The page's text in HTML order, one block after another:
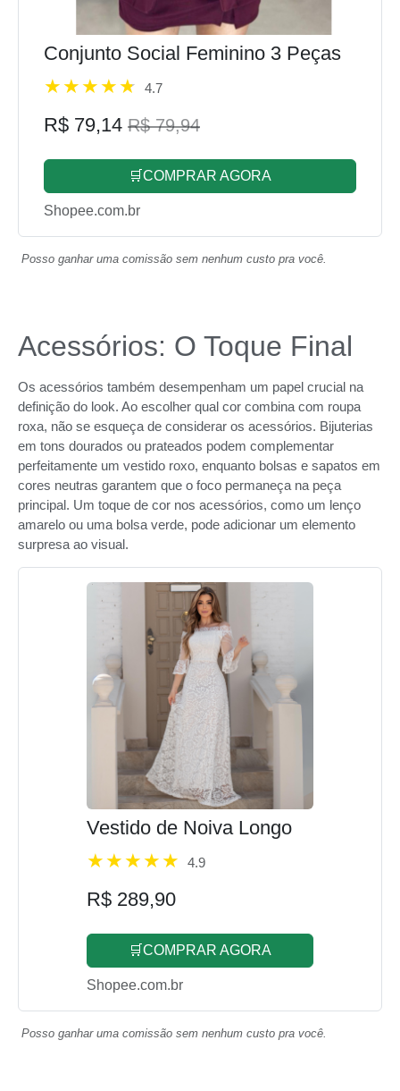
Conjunto Social Feminino 3 Peças
4.7
R$ 79,14 R$ 79,94
🛒COMPRAR AGORA
Shopee.com.br
Posso ganhar uma comissão sem nenhum custo pra você.
Acessórios: O Toque Final
Os acessórios também desempenham um papel crucial na
definição do look. Ao escolher qual cor combina com roupa
roxa, não se esqueça de considerar os acessórios. Bijuterias
em tons dourados ou prateados podem complementar
perfeitamente um vestido roxo, enquanto bolsas e sapatos em
cores neutras garantem que o foco permaneça na peça
principal. Um toque de cor nos acessórios, como um lenço
amarelo ou uma bolsa verde, pode adicionar um elemento
surpresa ao visual.
Vestido de Noiva Longo
4.9
R$ 289,90
🛒COMPRAR AGORA
Shopee.com.br
Posso ganhar uma comissão sem nenhum custo pra você.